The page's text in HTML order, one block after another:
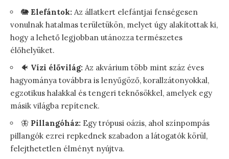
🐘 Elefántok: Az állatkert elefántjai fenségesen
vonulnak hatalmas területükön, melyet úgy alakítottak ki,
hogy a lehető legjobban utánozza természetes
élőhelyüket.
🐠 Vízi élővilág: Az akvárium több mint száz éves
hagyománya továbbra is lenyűgöző, korallzátonyokkal,
egzotikus halakkal és tengeri teknősökkel, amelyek egy
másik világba repítenek.
🦋 Pillangóház: Egy trópusi oázis, ahol színpompás
pillangók ezrei repkednek szabadon a látogatók körül,
felejthetetlen élményt nyújtva.